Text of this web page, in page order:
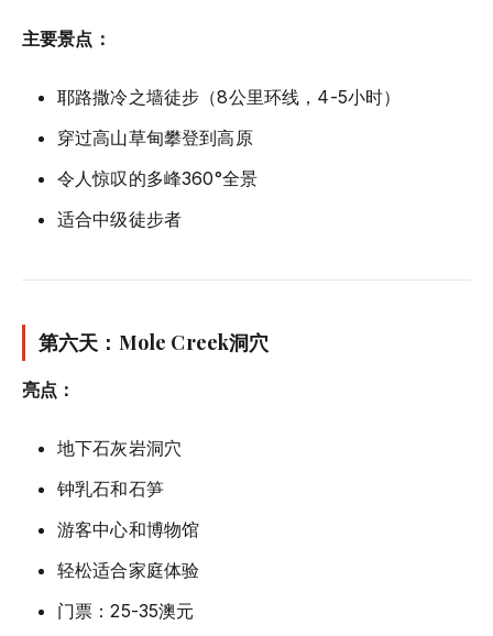
主要景点：
耶路撒冷之墙徒步（8公里环线，4-5小时）
穿过高山草甸攀登到高原
令人惊叹的多峰360°全景
适合中级徒步者
第六天：Mole Creek洞穴
亮点：
地下石灰岩洞穴
钟乳石和石笋
游客中心和博物馆
轻松适合家庭体验
门票：25-35澳元